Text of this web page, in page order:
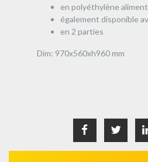
en polyéthylène
également disponible
en 2 parties
Dim: 970x560xh960 mm